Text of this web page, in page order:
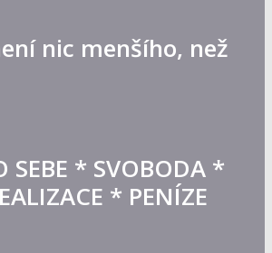
nic menšího, než
SEBE * SVOBODA *
* PENÍZE